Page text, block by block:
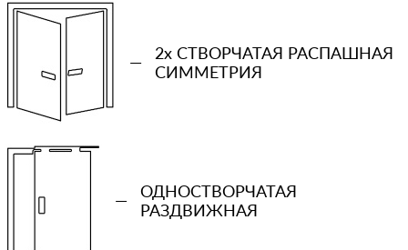
—
2x СТВОРЧАТАЯ РАСПАШНАЯ
СИММЕТРИЯ
—
ОДНОСТВОРЧАТАЯ
РАЗДВИЖНАЯ